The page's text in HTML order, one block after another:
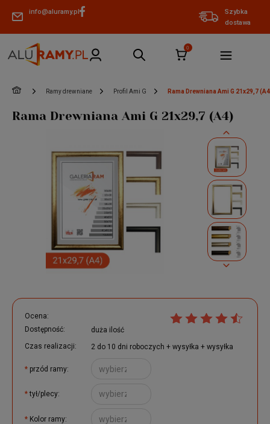
info@aluramy.pl
Szybka
dostawa
» Ramy drewniane » Profil Ami G » Rama Drewniana Ami G 21x29,7
Rama Drewniana Ami G 21x29,7 (A4)
Ocena:
Dostępność:
duża ilość
Czas realizacji:
2 do 10 dni roboczych + wysyłka + wysyłka
* przód ramy:
*tył/plecy:
* Kolor ramy: